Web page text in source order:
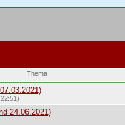
Thema
24.06.2021)